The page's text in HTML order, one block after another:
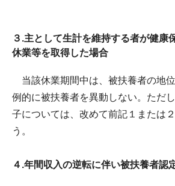
３.主として生計を維持する者が健康
休業等を取得した場合
当該休業期間中は、被扶養者の地
例的に被扶養者を異動しない。ただ
子については、改めて前記１または
う。
４.年間収入の逆転に伴い被扶養者認